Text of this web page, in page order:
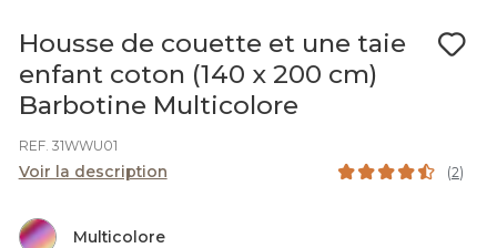
Housse de couette et une taie
enfant coton (140 x 200 cm)
Barbotine Multicolore
REF. 31WWU01
Voir la description (2)
Multicolore